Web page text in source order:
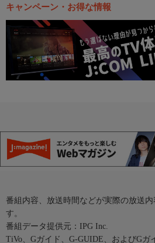
キャンペーン・お得な情報
番組内容、放送時間などが実際の放送
す。
番組データ提供元：IPG Inc.
TiVo、Gガイド、G-GUIDE、およびGガ